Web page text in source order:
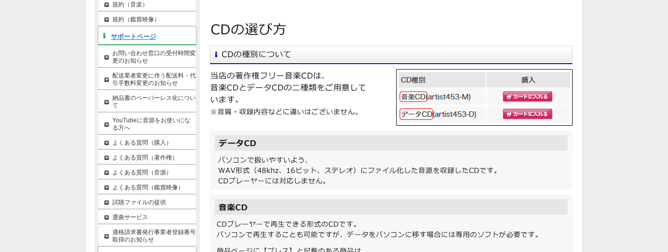
規約（音楽）
規約（鑑賞映像）
サポートページ
お問い合わせ窓口の受付時間変
更のお知らせ
配送業者変更に伴う配送料・代
引手数料変更のお知らせ
納品書のペーパーレス化につい
て
YouTubeに音源をお使いにな
る方へ
よくある質問（購入）
よくある質問（著作権）
よくある質問（音源）
よくある質問（鑑賞映像）
試聴ファイルの提供
選曲サービス
適格請求書発行事業者登録番号
取得のお知らせ